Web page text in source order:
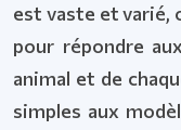
est vaste et varié,
pour répondre
animal et de
simples aux